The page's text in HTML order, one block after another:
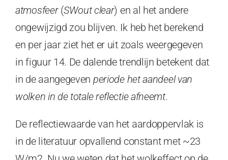
atmosfeer (SWout clear) en al het andere
ongewijzigd zou blijven. Ik heb het berekend
en per jaar ziet het er uit zoals weergegeven
in figuur 14. De dalende trendlijn betekent dat
in de aangegeven periode het aandeel van
wolken in de totale reflectie afneemt.
De reflectiewaarde van het aardoppervlak is
in de literatuur opvallend constant met ~23